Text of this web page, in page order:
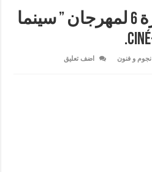
عين دراهم:الدورة 6 لمهرجان ” سينما
نجوم و فنون
اضف تعليق